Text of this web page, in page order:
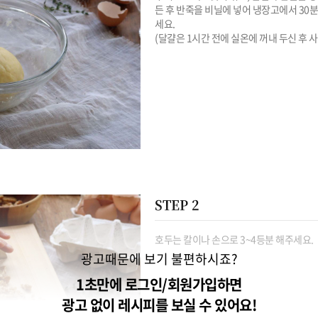
든 후 반죽을 비닐에 넣어 냉장고에서 30
세요.
(달걀은 1시간 전에 실온에 꺼내 두신 후
STEP 2
호두는 칼이나 손으로 3~4등분 해주세요.
광고때문에 보기 불편하시죠?
1초만에 로그인/회원가입하면
광고 없이 레시피를 보실 수 있어요!